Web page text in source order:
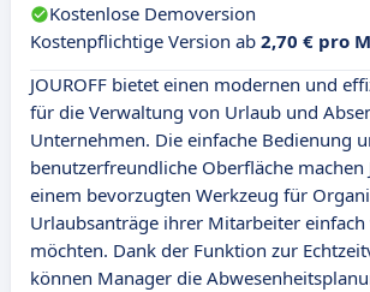
Kostenlose Demoversion
Kostenpflichtige Version ab 2,70 € pro
JOUROFF bietet einen modernen und
für die Verwaltung von Urlaub und
Unternehmen. Die einfache Bedienung
benutzerfreundliche Oberfläche machen
einem bevorzugten Werkzeug für
Urlaubsanträge ihrer Mitarbeiter
möchten. Dank der Funktion zur
können Manager die